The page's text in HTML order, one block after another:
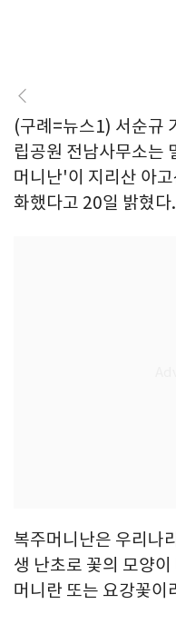
(구례=뉴스1) 서순규
립공원 전남사무소
머니난'이 지리산 아
화했다고 20일 밝혔다.
복주머니난은 우리나
생 난초로 꽃의 모양
머니란 또는 요강꽃이